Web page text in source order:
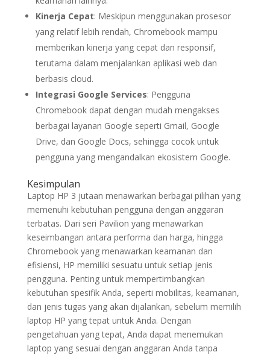
Kinerja Cepat: Meskipun menggunakan prosesor
yang relatif lebih rendah, Chromebook mampu
memberikan kinerja yang cepat dan responsif,
terutama dalam menjalankan aplikasi web dan
berbasis cloud.
Integrasi Google Services: Pengguna
Chromebook dapat dengan mudah mengakses
berbagai layanan Google seperti Gmail, Google
Drive, dan Google Docs, sehingga cocok untuk
pengguna yang mengandalkan ekosistem Google.
Kesimpulan
Laptop HP 3 jutaan menawarkan berbagai pilihan yang
memenuhi kebutuhan pengguna dengan anggaran
terbatas. Dari seri Pavilion yang menawarkan
keseimbangan antara performa dan harga, hingga
Chromebook yang menawarkan keamanan dan
efisiensi, HP memiliki sesuatu untuk setiap jenis
pengguna. Penting untuk mempertimbangkan
kebutuhan spesifik Anda, seperti mobilitas, keamanan,
dan jenis tugas yang akan dijalankan, sebelum memilih
laptop HP yang tepat untuk Anda. Dengan
pengetahuan yang tepat, Anda dapat menemukan
laptop yang sesuai dengan anggaran Anda tanpa